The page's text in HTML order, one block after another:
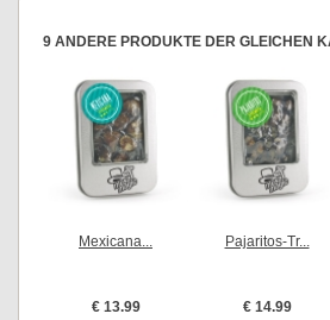
9 ANDERE PRODUKTE DER GLEICHEN
Mexicana...
€ 13.99
Pajaritos-Tr...
€ 14.99